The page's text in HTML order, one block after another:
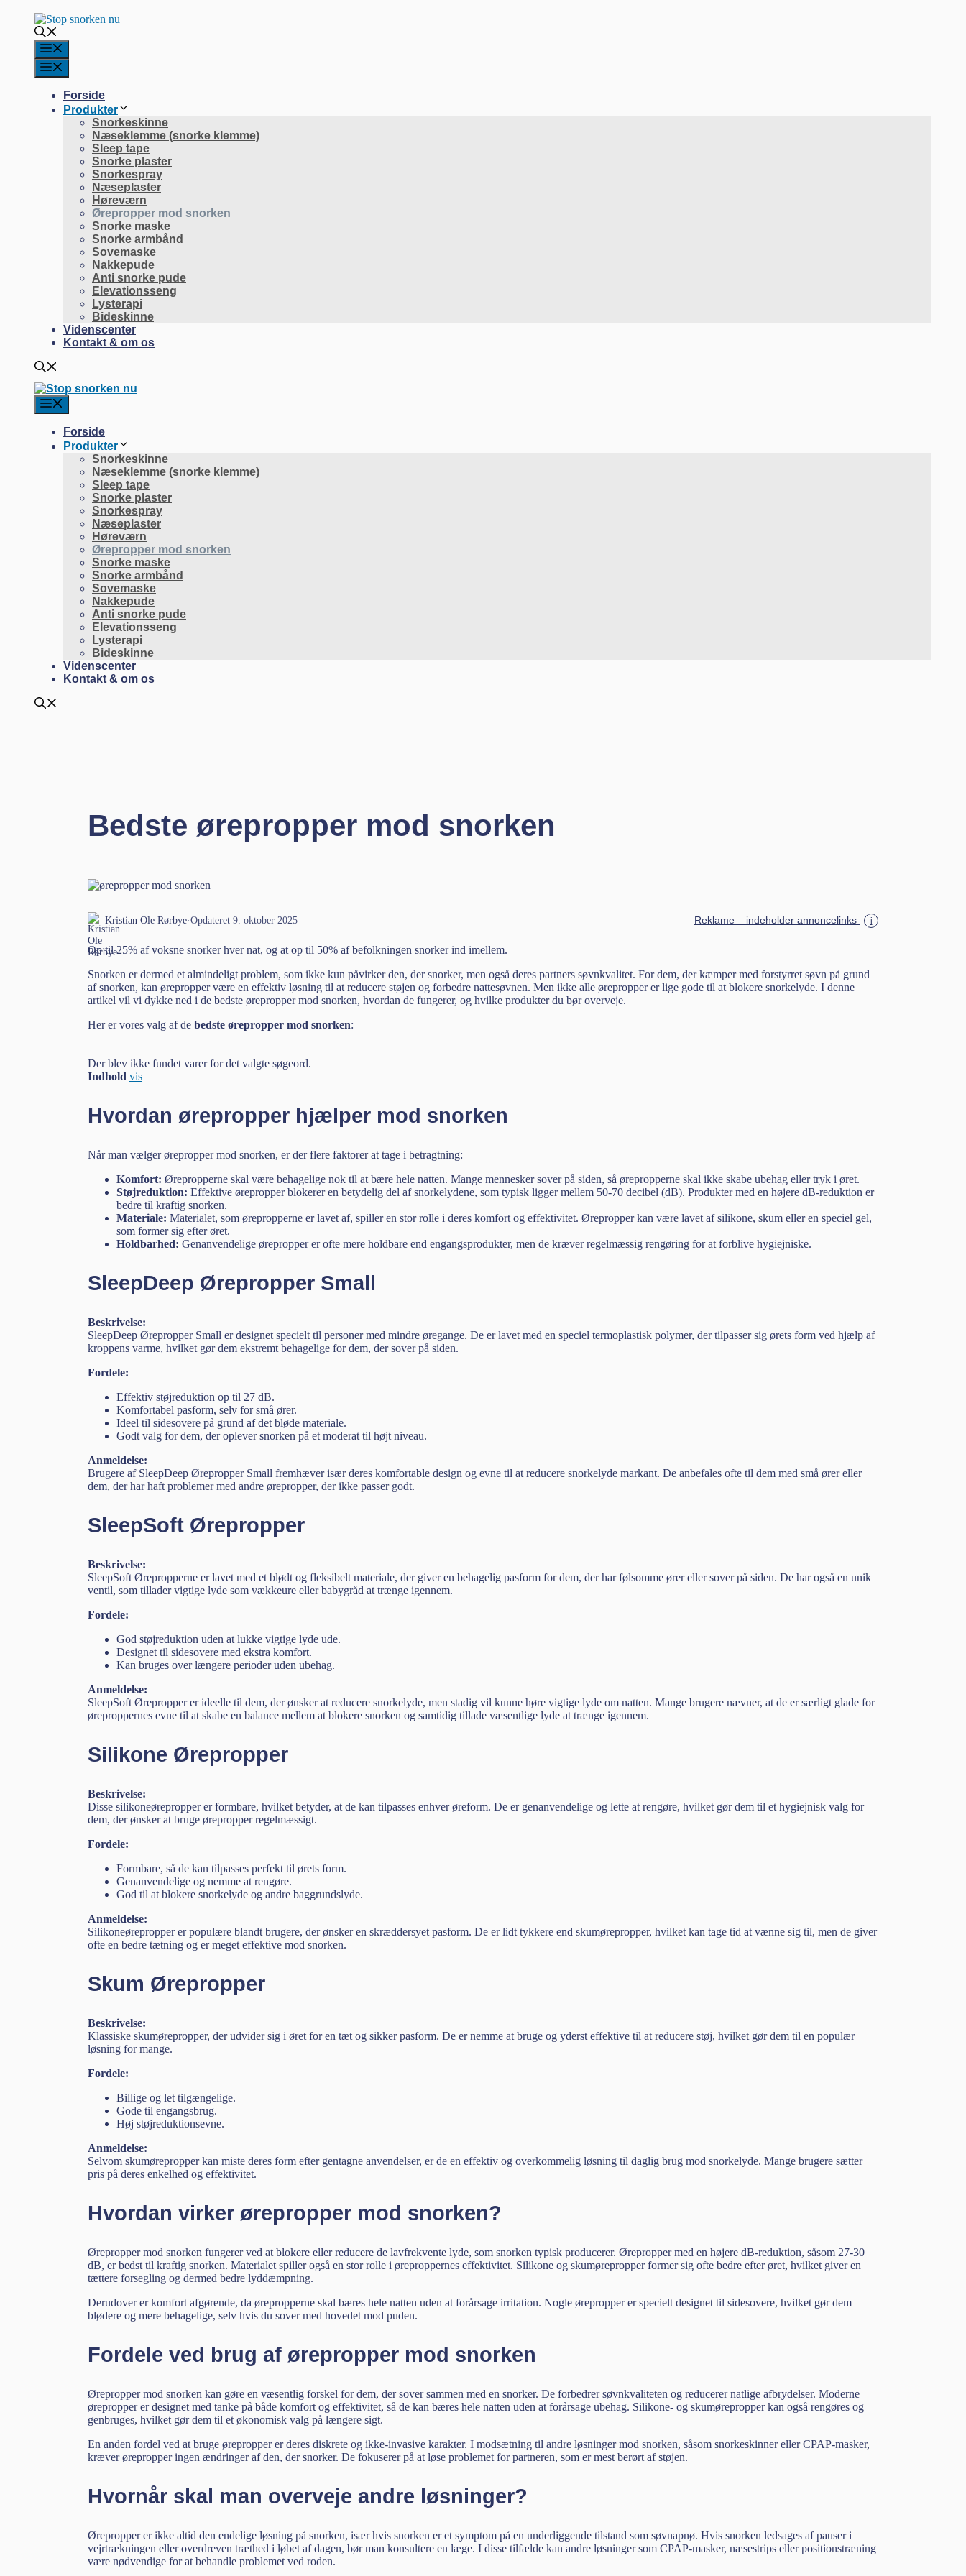
Forside
Produkter
Snorkeskinne
Næseklemme (snorke klemme)
Sleep tape
Snorke plaster
Snorkespray
Næseplaster
Høreværn
Ørepropper mod snorken
Snorke maske
Snorke armbånd
Sovemaske
Nakkepude
Anti snorke pude
Elevationsseng
Lysterapi
Bideskinne
Videnscenter
Kontakt & om os
Forside
Produkter
Snorkeskinne
Næseklemme (snorke klemme)
Sleep tape
Snorke plaster
Snorkespray
Næseplaster
Høreværn
Ørepropper mod snorken
Snorke maske
Snorke armbånd
Sovemaske
Nakkepude
Anti snorke pude
Elevationsseng
Lysterapi
Bideskinne
Videnscenter
Kontakt & om os
Bedste ørepropper mod snorken
Kristian Ole Rørbye·Opdateret 9. oktober 2025 Reklame – indeholder annoncelinks i
Op til 25% af voksne snorker hver nat, og at op til 50% af befolkningen snorker ind imellem.
Snorken er dermed et almindeligt problem, som ikke kun påvirker den, der snorker, men også deres partners søvnkvalitet. For dem, der kæmper med forstyrret søvn på grund
af snorken, kan ørepropper være en effektiv løsning til at reducere støjen og forbedre nattesøvnen. Men ikke alle ørepropper er lige gode til at blokere snorkelyde. I denne
artikel vil vi dykke ned i de bedste ørepropper mod snorken, hvordan de fungerer, og hvilke produkter du bør overveje.
Her er vores valg af de bedste ørepropper mod snorken:
Der blev ikke fundet varer for det valgte søgeord.
Indhold vis
Hvordan ørepropper hjælper mod snorken
Når man vælger ørepropper mod snorken, er der flere faktorer at tage i betragtning:
Komfort: Ørepropperne skal være behagelige nok til at bære hele natten. Mange mennesker sover på siden, så ørepropperne skal ikke skabe ubehag eller tryk i øret.
Støjreduktion: Effektive ørepropper blokerer en betydelig del af snorkelydene, som typisk ligger mellem 50-70 decibel (dB). Produkter med en højere dB-reduktion er
bedre til kraftig snorken.
Materiale: Materialet, som ørepropperne er lavet af, spiller en stor rolle i deres komfort og effektivitet. Ørepropper kan være lavet af silikone, skum eller en speciel gel,
som former sig efter øret.
Holdbarhed: Genanvendelige ørepropper er ofte mere holdbare end engangsprodukter, men de kræver regelmæssig rengøring for at forblive hygiejniske.
SleepDeep Ørepropper Small
Beskrivelse:
SleepDeep Ørepropper Small er designet specielt til personer med mindre øregange. De er lavet med en speciel termoplastisk polymer, der tilpasser sig ørets form ved hjælp af
kroppens varme, hvilket gør dem ekstremt behagelige for dem, der sover på siden.
Fordele:
Effektiv støjreduktion op til 27 dB.
Komfortabel pasform, selv for små ører.
Ideel til sidesovere på grund af det bløde materiale.
Godt valg for dem, der oplever snorken på et moderat til højt niveau.
Anmeldelse:
Brugere af SleepDeep Ørepropper Small fremhæver især deres komfortable design og evne til at reducere snorkelyde markant. De anbefales ofte til dem med små ører eller
dem, der har haft problemer med andre ørepropper, der ikke passer godt.
SleepSoft Ørepropper
Beskrivelse:
SleepSoft Ørepropperne er lavet med et blødt og fleksibelt materiale, der giver en behagelig pasform for dem, der har følsomme ører eller sover på siden. De har også en unik
ventil, som tillader vigtige lyde som vækkeure eller babygråd at trænge igennem.
Fordele:
God støjreduktion uden at lukke vigtige lyde ude.
Designet til sidesovere med ekstra komfort.
Kan bruges over længere perioder uden ubehag.
Anmeldelse:
SleepSoft Ørepropper er ideelle til dem, der ønsker at reducere snorkelyde, men stadig vil kunne høre vigtige lyde om natten. Mange brugere nævner, at de er særligt glade for
øreproppernes evne til at skabe en balance mellem at blokere snorken og samtidig tillade væsentlige lyde at trænge igennem.
Silikone Ørepropper
Beskrivelse:
Disse silikoneørepropper er formbare, hvilket betyder, at de kan tilpasses enhver øreform. De er genanvendelige og lette at rengøre, hvilket gør dem til et hygiejnisk valg for
dem, der ønsker at bruge ørepropper regelmæssigt.
Fordele:
Formbare, så de kan tilpasses perfekt til ørets form.
Genanvendelige og nemme at rengøre.
God til at blokere snorkelyde og andre baggrundslyde.
Anmeldelse:
Silikoneørepropper er populære blandt brugere, der ønsker en skræddersyet pasform. De er lidt tykkere end skumørepropper, hvilket kan tage tid at vænne sig til, men de giver
ofte en bedre tætning og er meget effektive mod snorken.
Skum Ørepropper
Beskrivelse:
Klassiske skumørepropper, der udvider sig i øret for en tæt og sikker pasform. De er nemme at bruge og yderst effektive til at reducere støj, hvilket gør dem til en populær
løsning for mange.
Fordele:
Billige og let tilgængelige.
Gode til engangsbrug.
Høj støjreduktionsevne.
Anmeldelse:
Selvom skumørepropper kan miste deres form efter gentagne anvendelser, er de en effektiv og overkommelig løsning til daglig brug mod snorkelyde. Mange brugere sætter
pris på deres enkelhed og effektivitet.
Hvordan virker ørepropper mod snorken?
Ørepropper mod snorken fungerer ved at blokere eller reducere de lavfrekvente lyde, som snorken typisk producerer. Ørepropper med en højere dB-reduktion, såsom 27-30
dB, er bedst til kraftig snorken. Materialet spiller også en stor rolle i øreproppernes effektivitet. Silikone og skumørepropper former sig ofte bedre efter øret, hvilket giver en
tættere forsegling og dermed bedre lyddæmpning.
Derudover er komfort afgørende, da ørepropperne skal bæres hele natten uden at forårsage irritation. Nogle ørepropper er specielt designet til sidesovere, hvilket gør dem
blødere og mere behagelige, selv hvis du sover med hovedet mod puden.
Fordele ved brug af ørepropper mod snorken
Ørepropper mod snorken kan gøre en væsentlig forskel for dem, der sover sammen med en snorker. De forbedrer søvnkvaliteten og reducerer natlige afbrydelser. Moderne
ørepropper er designet med tanke på både komfort og effektivitet, så de kan bæres hele natten uden at forårsage ubehag. Silikone- og skumørepropper kan også rengøres og
genbruges, hvilket gør dem til et økonomisk valg på længere sigt.
En anden fordel ved at bruge ørepropper er deres diskrete og ikke-invasive karakter. I modsætning til andre løsninger mod snorken, såsom snorkeskinner eller CPAP-masker,
kræver ørepropper ingen ændringer af den, der snorker. De fokuserer på at løse problemet for partneren, som er mest berørt af støjen.
Hvornår skal man overveje andre løsninger?
Ørepropper er ikke altid den endelige løsning på snorken, især hvis snorken er et symptom på en underliggende tilstand som søvnapnø. Hvis snorken ledsages af pauser i
vejrtrækningen eller overdreven træthed i løbet af dagen, bør man konsultere en læge. I disse tilfælde kan andre løsninger som CPAP-masker, næsestrips eller positionstræning
være nødvendige for at behandle problemet ved roden.